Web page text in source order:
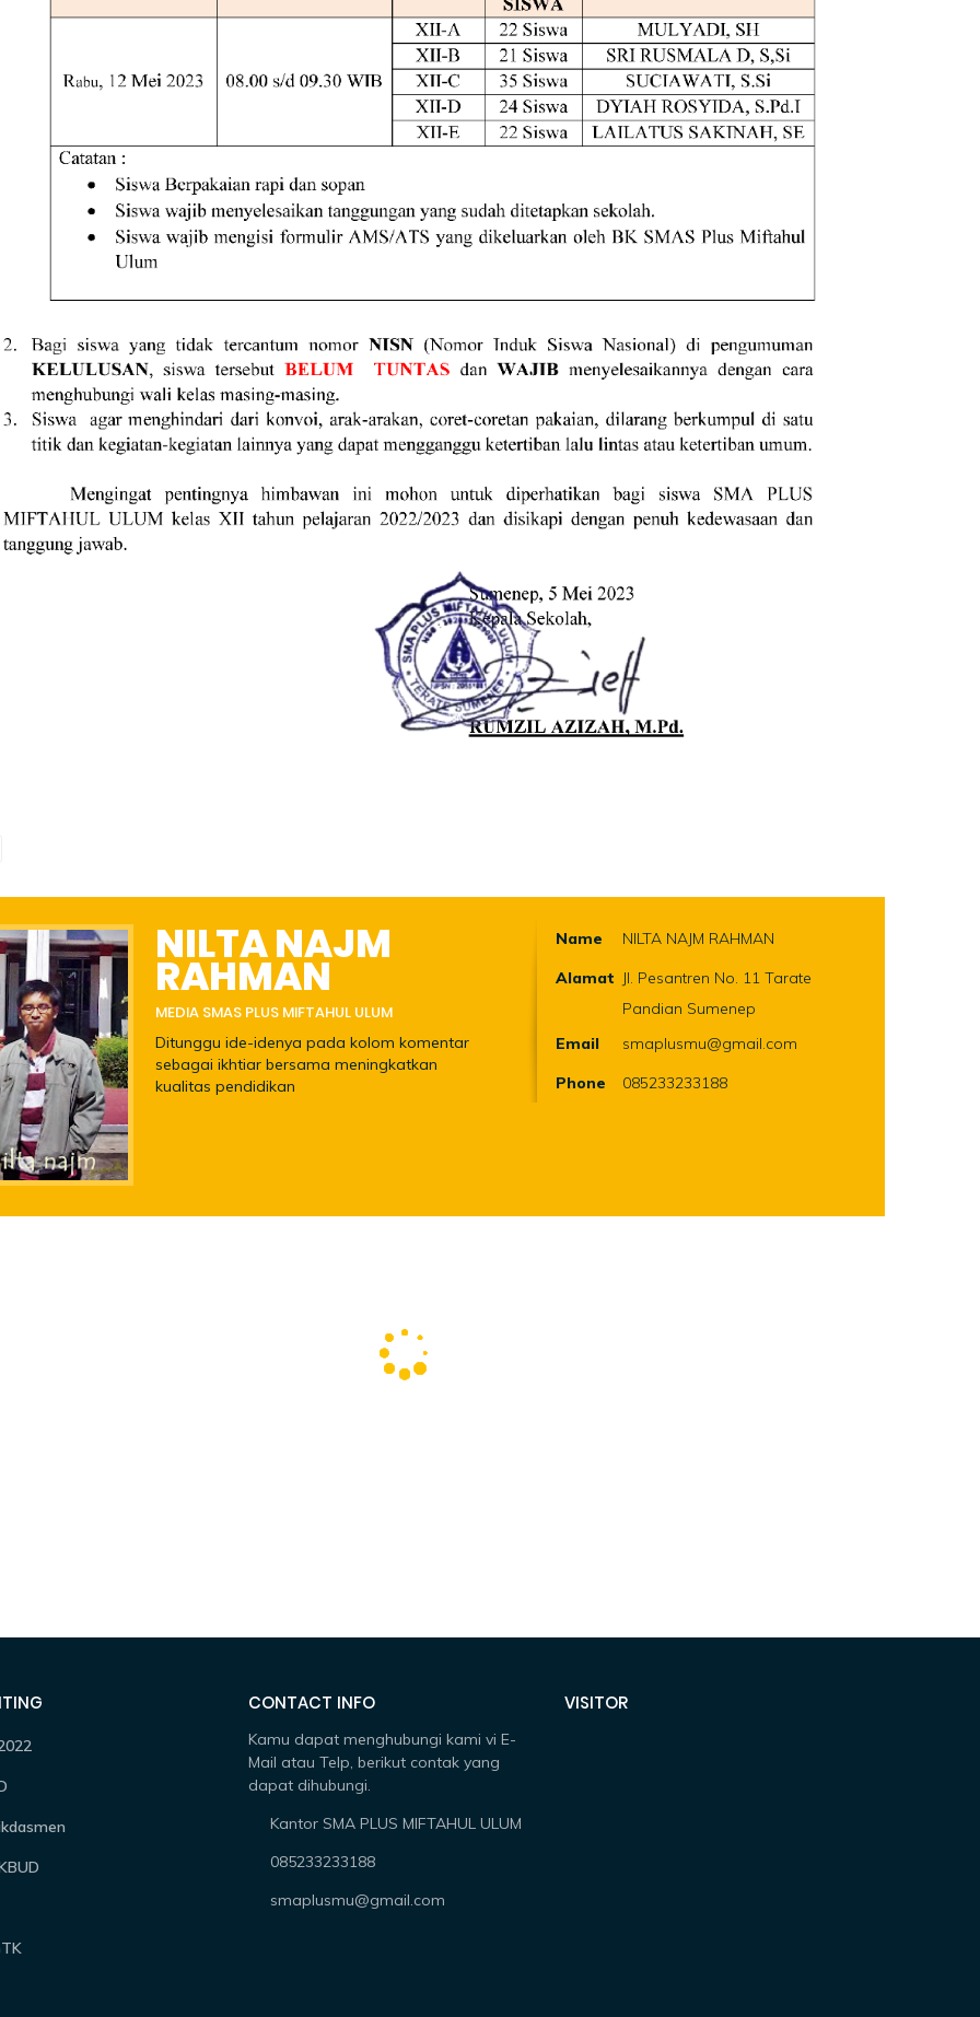
NILTA NAJM
RAHMAN
MEDIA SMAS PLUS MIFTAHUL ULUM
Ditunggu ide-idenya pada kolom komentar
sebagai ikhtiar bersama meningkatkan
kualitas pendidikan
Name
NILTA NAJM RAHMAN
Alamat Jl. Pesantren No. 11 Tarate
Pandian Sumenep
Email
smaplusmu@gmail.com
Phone
085233233188
CONTACT INFO
Kamu dapat menghubungi kami vi E-
Mail atau Telp, berikut contak yang
dapat dihubungi.
Kantor SMA PLUS MIFTAHUL ULUM
085233233188
smaplusmu@gmail.com
VISITOR